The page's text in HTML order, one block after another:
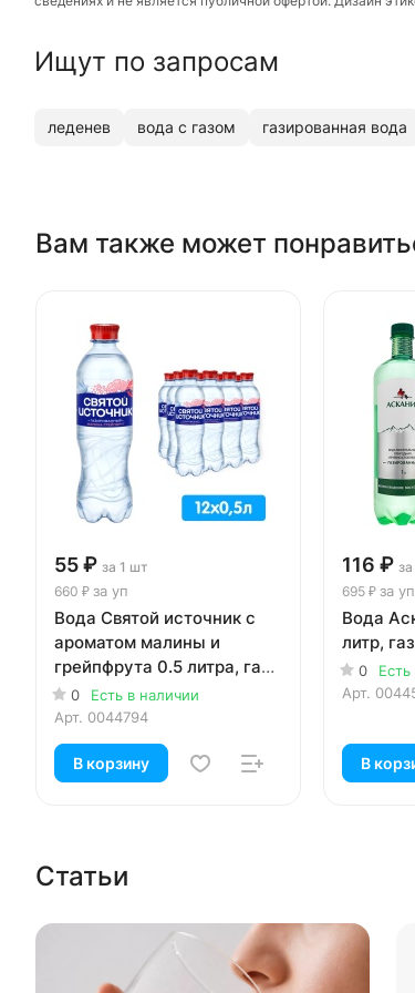
Ищут по запросам
леденев вода с газом газированная вода
Вам также может
55 ₽ за 1 шт
660 ₽ за уп
Вода Святой источник с
ароматом малины и
грейпфрута 0.5 литра, газ,
пэт, 12 шт. в уп.
0
Есть в наличии
Арт. 0044794
В корзину
116 ₽
695 ₽ за уп
Вода
литр,
0
Арт.
В
Статьи